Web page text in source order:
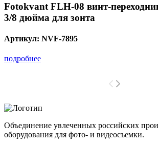
Fotokvant FLH-08 винт-
3/8 дюйма для зонта
Артикул: NVF-7895
подробнее
Объединение увлеченных российских
оборудования для фото- и видеосъемки.